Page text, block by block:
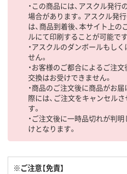
・この商品には、アスクル発
場合があります。アスクル発
は、商品到着後、本サイト上
ルにて印刷することが可能です
・アスクルのダンボールもし
せん。
・お客様のご都合によるご注文
交換はお受けできません。
・商品のご注文後に商品がお
際には、ご注文をキャンセル
す。
・ご注文後に一時品切れが判
けとなります。
※ご注意【免責】